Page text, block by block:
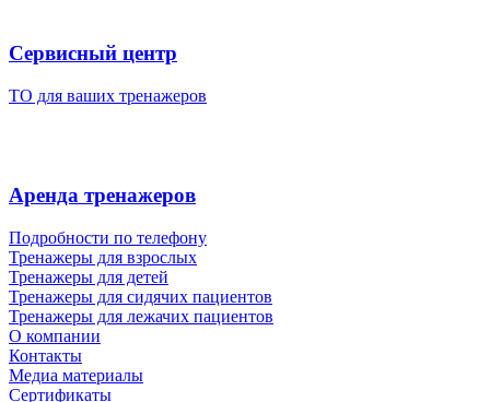
Сервисный центр
ТО для ваших тренажеров
Аренда тренажеров
Подробности по телефону
Тренажеры для взрослых
Тренажеры для детей
Тренажеры для сидячих пациентов
Тренажеры для лежачих пациентов
О компании
Контакты
Медиа материалы
Сертификаты